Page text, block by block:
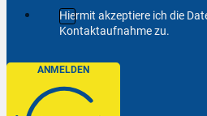
Hiermit akzeptiere ich die
Kontaktaufnahme zu.
ANMELDEN